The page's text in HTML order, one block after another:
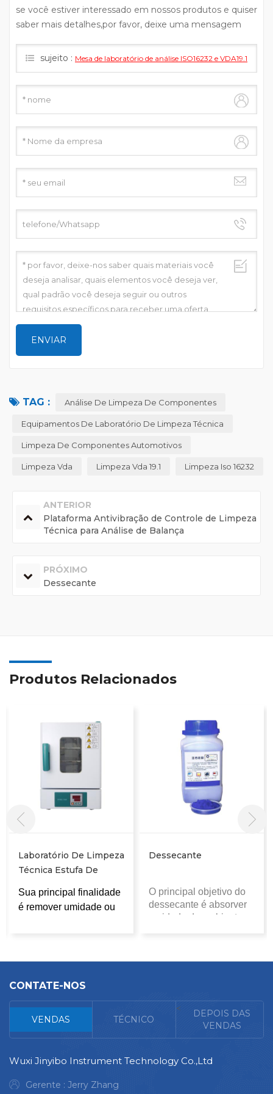
se você estiver interessado em nossos produtos e quiser
saber mais detalhes,por favor, deixe uma mensagem
sujeito : Mesa de laboratório de análise ISO16232 e VDA19.1
TAG : Análise De Limpeza De Componentes
Equipamentos De Laboratório De Limpeza Técnica
Limpeza De Componentes Automotivos
Limpeza Vda Limpeza Vda 19.1 Limpeza Iso 16232
ANTERIOR
Plataforma Antivibração de Controle de Limpeza
Técnica para Análise de Balança
PRÓXIMO
Dessecante
Produtos Relacionados
Laboratório De Limpeza
Técnica Estufa De
Convecção Natural
Sua principal finalidade
é remover umidade ou
estável do material,
precisão da análise de
limpeza.
Dessecante
O principal objetivo do
dessecante é absorver
umidade do ambiente e
mofados, enferrujem ou
se deteriorem.
CONTATE-NOS
VENDAS TÉCNICO
<
DEPOIS DAS
VENDAS
Wuxi Jinyibo Instrument Technology Co.,Ltd
Gerente : Jerry Zhang